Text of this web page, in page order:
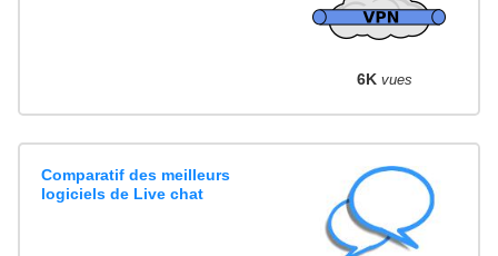
6K vues
Comparatif des meilleurs
logiciels de Live chat